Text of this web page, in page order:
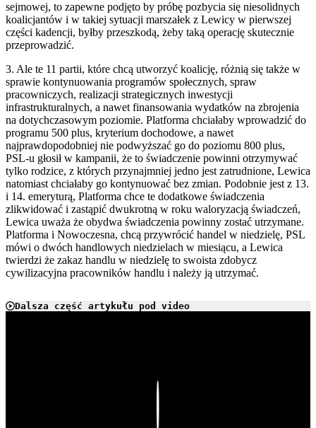
sejmowej, to zapewne podjęto by próbę pozbycia się niesolidnych
koalicjantów i w takiej sytuacji marszałek z Lewicy w pierwszej
części kadencji, byłby przeszkodą, żeby taką operację skutecznie
przeprowadzić.
3. Ale te 11 partii, które chcą utworzyć koalicję, różnią się także w
sprawie kontynuowania programów społecznych, spraw
pracowniczych, realizacji strategicznych inwestycji
infrastrukturalnych, a nawet finansowania wydatków na zbrojenia
na dotychczasowym poziomie. Platforma chciałaby wprowadzić do
programu 500 plus, kryterium dochodowe, a nawet
najprawdopodobniej nie podwyższać go do poziomu 800 plus,
PSL-u głosił w kampanii, że to świadczenie powinni otrzymywać
tylko rodzice, z których przynajmniej jedno jest zatrudnione, Lewica
natomiast chciałaby go kontynuować bez zmian. Podobnie jest z 13.
i 14. emeryturą, Platforma chce te dodatkowe świadczenia
zlikwidować i zastąpić dwukrotną w roku waloryzacją świadczeń,
Lewica uważa że obydwa świadczenia powinny zostać utrzymane.
Platforma i Nowoczesna, chcą przywrócić handel w niedzielę, PSL
mówi o dwóch handlowych niedzielach w miesiącu, a Lewica
twierdzi że zakaz handlu w niedzielę to swoista zdobycz
cywilizacyjna pracowników handlu i należy ją utrzymać.
Dalsza część artykułu pod video